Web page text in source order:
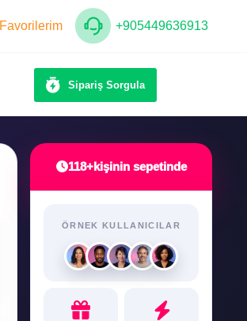
Favorilerim +905449636913
Sipariş Sorgula
118+kişinin sepetinde
ÖRNEK KULLANICILAR